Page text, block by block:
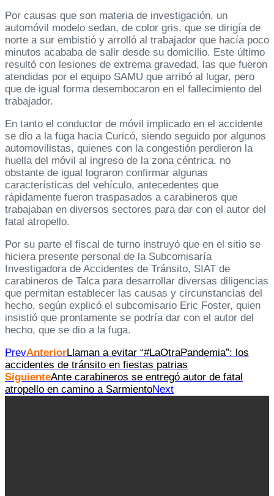
Por causas que son materia de investigación, un
automóvil modelo sedan, de color gris, que se dirigía de
norte a sur embistió y arrolló al trabajador que hacía poco
minutos acababa de salir desde su domicilio. Este último
resultó con lesiones de extrema gravedad, las que fueron
atendidas por el equipo SAMU que arribó al lugar, pero
que de igual forma desembocaron en el fallecimiento del
trabajador.
En tanto el conductor de móvil implicado en el accidente
se dio a la fuga hacia Curicó, siendo seguido por algunos
automovilistas, quienes con la congestión perdieron la
huella del móvil al ingreso de la zona céntrica, no
obstante de igual lograron confirmar algunas
características del vehículo, antecedentes que
rápidamente fueron traspasados a carabineros que
trabajaban en diversos sectores para dar con el autor del
fatal atropello.
Por su parte el fiscal de turno instruyó que en el sitio se
hiciera presente personal de la Subcomisaría
Investigadora de Accidentes de Tránsito, SIAT de
carabineros de Talca para desarrollar diversas diligencias
que permitan establecer las causas y circunstancias del
hecho, según explicó el subcomisario Eric Foster, quien
insistió que prontamente se podría dar con el autor del
hecho, que se dio a la fuga.
PrevAnteriorLlaman a evitar “#LaOtraPandemia”: los
accidentes de tránsito en fiestas patrias
SiguienteAnte carabineros se entregó autor de fatal
atropello en camino a SarmientoNext